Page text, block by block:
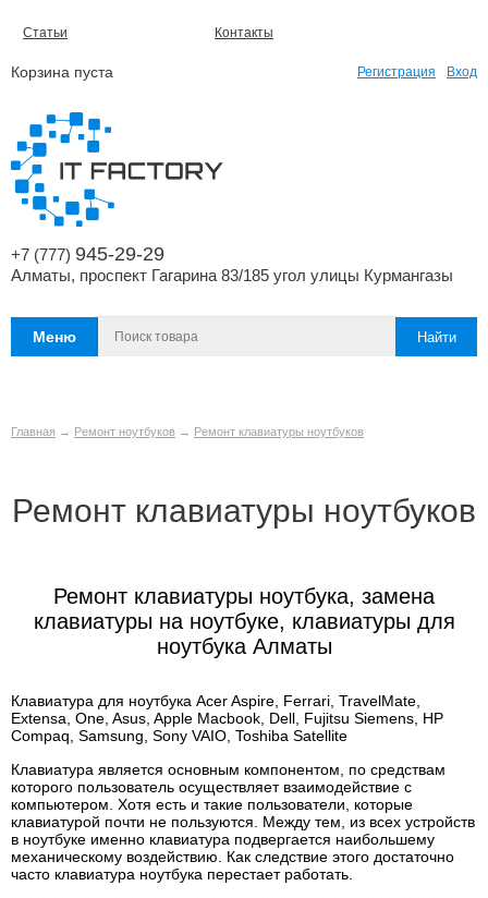
Статьи Контакты
Корзина пуста Регистрация Вход
+7 (777) 945-29-29
Алматы, проспект Гагарина 83/185 угол улицы Курмангазы
Меню
Главная → Ремонт ноутбуков → Ремонт клавиатуры ноутбуков
Ремонт клавиатуры ноутбуков
Ремонт клавиатуры ноутбука, замена
клавиатуры на ноутбуке, клавиатуры для
ноутбука Алматы
Клавиатура для ноутбука Acer Aspire, Ferrari, TravelMate,
Extensa, One, Asus, Apple Macbook, Dell, Fujitsu Siemens, HP
Compaq, Samsung, Sony VAIO, Toshiba Satellite
Клавиатура является основным компонентом, по средствам
которого пользователь осуществляет взаимодействие с
компьютером. Хотя есть и такие пользователи, которые
клавиатурой почти не пользуются. Между тем, из всех устройств
в ноутбуке именно клавиатура подвергается наибольшему
механическому воздействию. Как следствие этого достаточно
часто клавиатура ноутбука перестает работать.